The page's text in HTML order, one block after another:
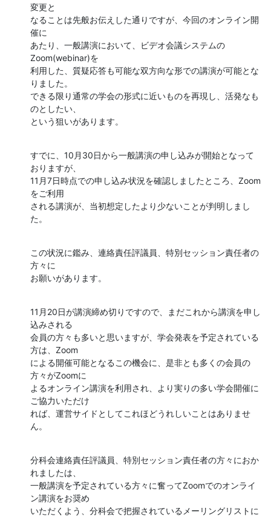
変更と
なることは先般お伝えした通りですが、今回のオンライン開
催に
あたり、一般講演において、ビデオ会議システムの
Zoom(webinar)を
利用した、質疑応答も可能な双方向な形での講演が可能とな
りました。
できる限り通常の学会の形式に近いものを再現し、活発なも
のとしたい、
という狙いがあります。
すでに、10月30日から一般講演の申し込みが開始となって
おりますが、
11月7日時点での申し込み状況を確認しましたところ、Zoom
をご利用
される講演が、当初想定したより少ないことが判明しまし
た。
この状況に鑑み、連絡責任評議員、特別セッション責任者の
方々に
お願いがあります。
11月20日が講演締め切りですので、まだこれから講演を申し
込みされる
会員の方々も多いと思いますが、学会発表を予定されている
方は、Zoom
による開催可能となるこの機会に、是非とも多くの会員の
方々がZoomに
よるオンライン講演を利用され、より実りの多い学会開催に
ご協力いただけ
れば、運営サイドとしてこれほどうれしいことはありませ
ん。
分科会連絡責任評議員、特別セッション責任者の方々におか
れましたは、
一般講演を予定されている方々に奮ってZoomでのオンライ
ン講演をお奨め
いただくよう、分科会で把握されているメーリングリストに